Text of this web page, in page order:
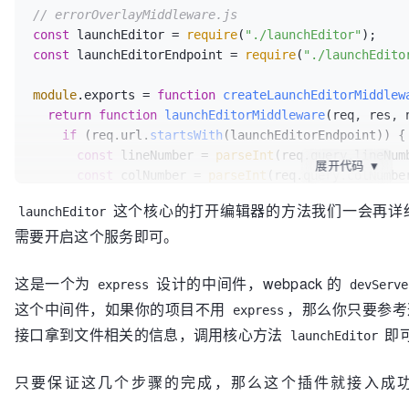
// errorOverlayMiddleware.js
const launchEditor = require( "./launchEditor"
const launchEditorEndpoint = require( "./
module. exports = function
return function launchEditorMiddleware( req, res,
if (req. url . startsWith (launchEditorEndpoint)) {
const lineNumber = parseInt (req.
colNumber = parseInt query .
res.
end();
} else {
}
};
展开代码 ▼
launchEditor 这个核心的打开编辑器的方法我们一会再
需要开启这个服务即可。
这是一个为 express 设计的中间件，webpack 的
这个中间件，如果你的项目不用 express ，那么你只要参
接口拿到文件相关的信息，调用核心方法
launchEditor 即
只要保证这几个步骤的完成，那么这个插件就接入成